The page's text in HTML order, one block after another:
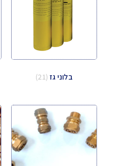
בלוני גז(21)